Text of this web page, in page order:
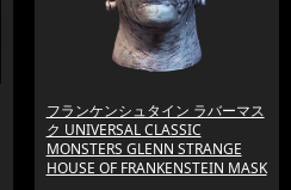
フランケンシュタイン ラバーマス
ク UNIVERSAL CLASSIC
MONSTERS GLENN STRANGE
HOUSE OF FRANKENSTEIN MASK